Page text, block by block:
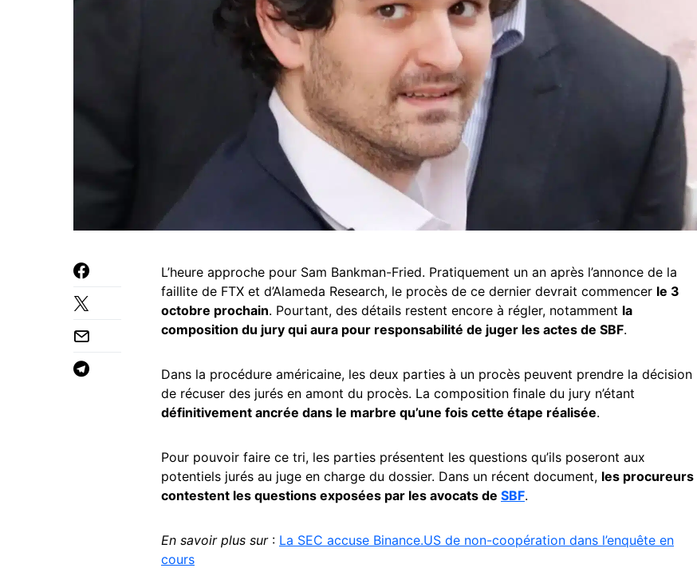
L’heure approche pour Sam Bankman-Fried. Pratiquement un an après l’annonce de la
faillite de FTX et d’Alameda Research, le procès de ce dernier devrait commencer le 3
octobre prochain. Pourtant, des détails restent encore à régler, notamment la
composition du jury qui aura pour responsabilité de juger les actes de SBF.
Dans la procédure américaine, les deux parties à un procès peuvent prendre la décision
de récuser des jurés en amont du procès. La composition finale du jury n’étant
définitivement ancrée dans le marbre qu’une fois cette étape réalisée.
Pour pouvoir faire ce tri, les parties présentent les questions qu’ils poseront aux
potentiels jurés au juge en charge du dossier. Dans un récent document, les procureurs
contestent les questions exposées par les avocats de SBF.
En savoir plus sur: La SEC accuse Binance.US de non-coopération dans l’enquête en
cours